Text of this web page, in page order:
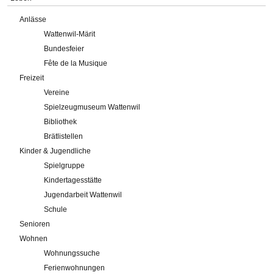
Anlässe
Wattenwil-Märit
Bundesfeier
Fête de la Musique
Freizeit
Vereine
Spielzeugmuseum Wattenwil
Bibliothek
Brätlistellen
Kinder & Jugendliche
Spielgruppe
Kindertagesstätte
Jugendarbeit Wattenwil
Schule
Senioren
Wohnen
Wohnungssuche
Ferienwohnungen